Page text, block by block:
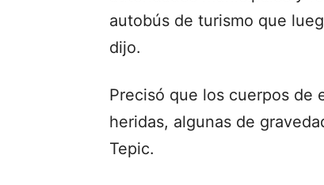
autobús de turismo que
dijo.
Precisó que los cuerpos de
heridas, algunas de
Tepic.